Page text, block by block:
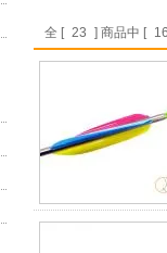
全 [ 23 ] 商品中 [ 16